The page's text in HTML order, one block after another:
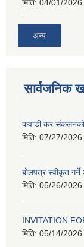
मिति: 04/01/2026
अन्य
सार्वजनिक
कवाडी कर
मिति: 07/27/
बोलपत्र स्वीकृत
मिति: 05/26/
INVITATION
मिति: 05/14/2026